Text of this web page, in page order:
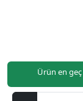
Ürün en geç